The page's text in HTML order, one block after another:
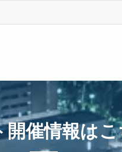
開催情報は